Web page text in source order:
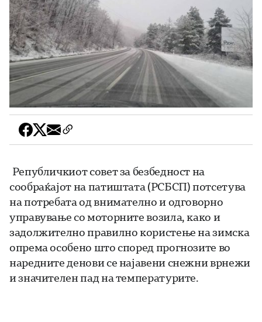
Републичкиот совет за безбедност на
сообраќајот на патиштата (РСБСП) потсетува
на потребата од внимателно и одговорно
управување со моторните возила, како и
задолжително правилно користење на зимска
опрема особено што според прогнозите во
наредните денови се најавени снежни врнежи
и значителен пад на температурите.